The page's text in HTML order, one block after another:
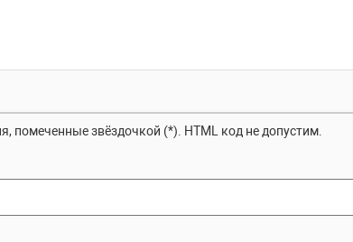
звёздочкой (*). HTML код не допустим.